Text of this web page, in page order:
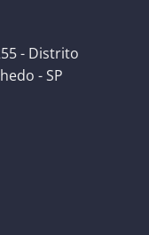
- Distrito
- SP